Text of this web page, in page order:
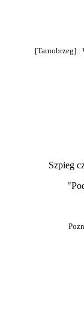
[Tarnobrzeg] :
Szpieg